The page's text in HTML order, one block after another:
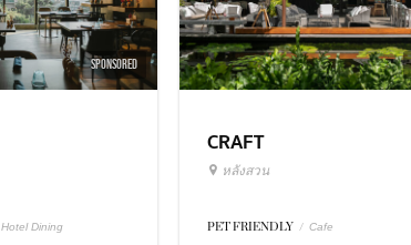
SPONSORED
Hotel Dining
CRAFT
หลังสวน
PET FRIENDLY / Cafe